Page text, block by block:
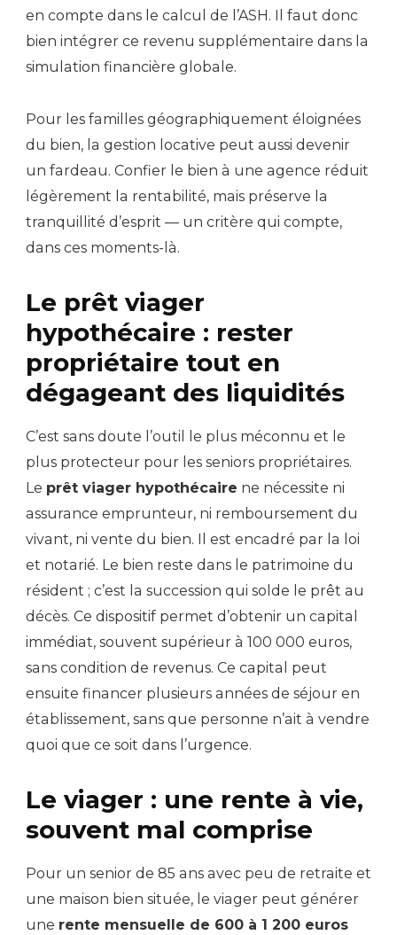
en compte dans le calcul de l’ASH. Il faut donc
bien intégrer ce revenu supplémentaire dans la
simulation financière globale.
Pour les familles géographiquement éloignées
du bien, la gestion locative peut aussi devenir
un fardeau. Confier le bien à une agence réduit
légèrement la rentabilité, mais préserve la
tranquillité d’esprit — un critère qui compte,
dans ces moments-là.
Le prêt viager
hypothécaire : rester
propriétaire tout en
dégageant des liquidités
C’est sans doute l’outil le plus méconnu et le
plus protecteur pour les seniors propriétaires.
Le prêt viager hypothécaire ne nécessite ni
assurance emprunteur, ni remboursement du
vivant, ni vente du bien. Il est encadré par la loi
et notarié. Le bien reste dans le patrimoine du
résident ; c’est la succession qui solde le prêt au
décès. Ce dispositif permet d’obtenir un capital
immédiat, souvent supérieur à 100 000 euros,
sans condition de revenus. Ce capital peut
ensuite financer plusieurs années de séjour en
établissement, sans que personne n’ait à vendre
quoi que ce soit dans l’urgence.
Le viager : une rente à vie,
souvent mal comprise
Pour un senior de 85 ans avec peu de retraite et
une maison bien située, le viager peut générer
une rente mensuelle de 600 à 1 200 euros